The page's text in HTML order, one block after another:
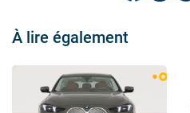
À lire également